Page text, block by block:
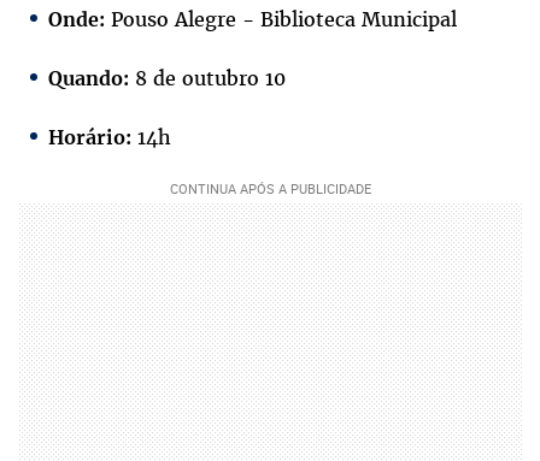
Onde: Pouso Alegre - Biblioteca Municipal
Quando: 8 de outubro 10
Horário: 14h